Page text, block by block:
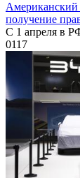
получение
С 1 апреля в
0117